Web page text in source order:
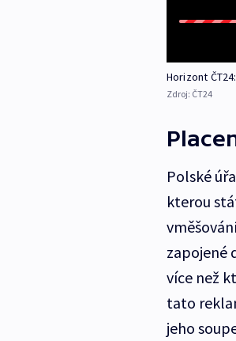
Horizont
Zdroj: ČT24
Polské
kterou
zapojené
více než
tato
jeho